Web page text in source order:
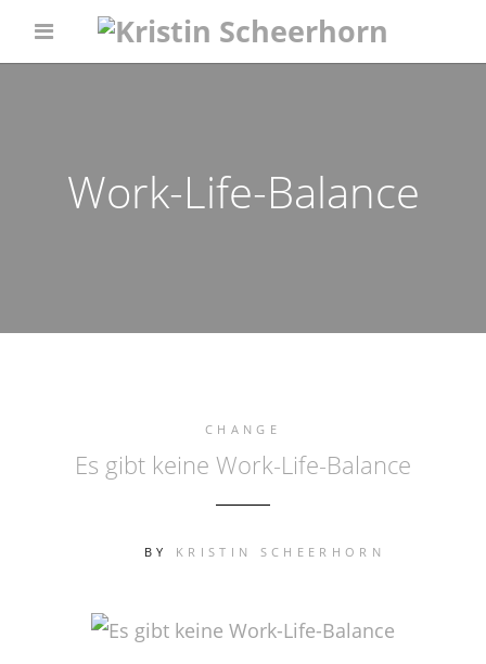
Work-Life-Balance
CHANGE
Es gibt keine Work-Life-Balance
BY KRISTIN SCHEERHORN